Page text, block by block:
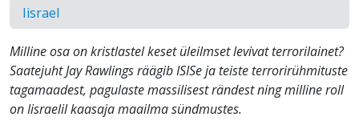
Iisrael
Milline osa on kristlastel keset üleilmset levivat terrorilainet?
Saatejuht Jay Rawlings räägib ISISe ja teiste terrorirühmituste
tagamaadest, pagulaste massilisest rändest ning milline roll
on Iisraelil kaasaja maailma sündmustes.